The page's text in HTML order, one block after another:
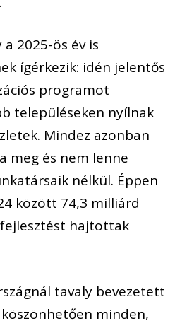
2025-ös év is
ígérkezik: idén jelentős
programot
településeken nyílnak
Mindez azonban
meg és nem lenne
nélkül. Éppen
között 74,3 milliárd
hajtottak
tavaly bevezetett
minden,